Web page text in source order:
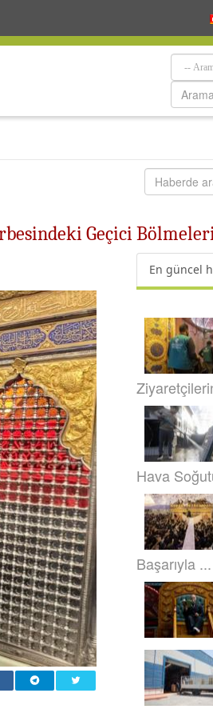
Geçici
En güncel
Hava
Başarıyla ...